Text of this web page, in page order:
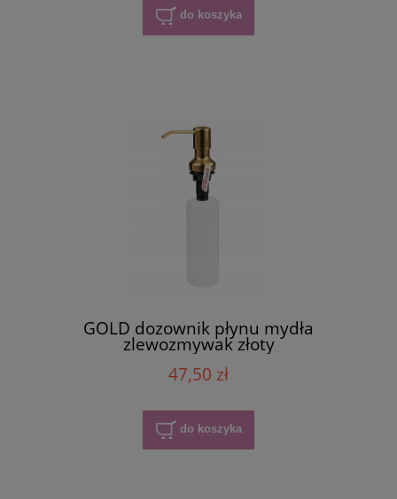
do koszyka
GOLD dozownik płynu mydła
zlewozmywak złoty
47,50 zł
do koszyka